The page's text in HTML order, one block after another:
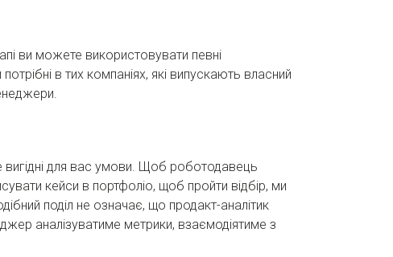
ви можете використовувати певні
в тих компаніях, які випускають власний
для вас умови. Щоб роботодавець
кейси в портфоліо, щоб пройти відбір, ми
поділ не означає, що продакт-аналітик
аналізуватиме метрики, взаємодіятиме з